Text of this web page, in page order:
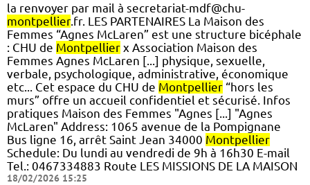
la renvoyer par mail à secretariat-mdf@chu-
montpellier.fr. LES PARTENAIRES La Maison des
Femmes “Agnes McLaren” est une structure bicéphale
: CHU de Montpellier x Association Maison des
Femmes Agnes McLaren [...] physique, sexuelle,
verbale, psychologique, administrative, économique
etc... Cet espace du CHU de Montpellier “hors les
murs” offre un accueil confidentiel et sécurisé. Infos
pratiques Maison des Femmes "Agnes [...] "Agnes
McLaren" Address: 1065 avenue de la Pompignane
Bus ligne 16, arrêt Saint Jean 34000 Montpellier
Schedule: Du lundi au vendredi de 9h à 16h30 E-mail
Tel.: 0467334883 Route LES MISSIONS DE LA MAISON
18/02/2026 15:25